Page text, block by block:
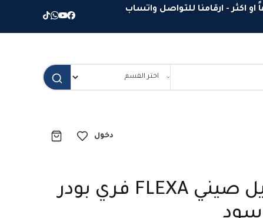
دخول
جوانتي نيتريل صيني FLEXA فري بودر